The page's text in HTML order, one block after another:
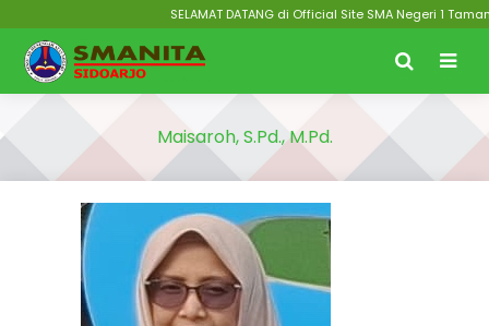
SELAMAT DATANG di Official Site SMA Negeri 1
Maisaroh, S.Pd., M.Pd.